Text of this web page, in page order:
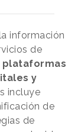
información
de
plataformas
y
incluye
de
de